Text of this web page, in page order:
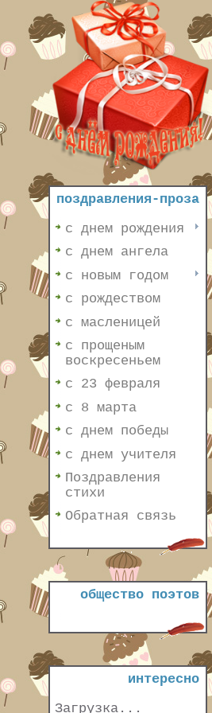
поздравления-проза
с днем рождения
с днем ангела
с новым годом
с рождеством
с масленицей
с прощеным
воскресеньем
с 23 февраля
с 8 марта
с днем победы
с днем учителя
Поздравления
стихи
Обратная связь
общество поэтов
интересно
Загрузка...